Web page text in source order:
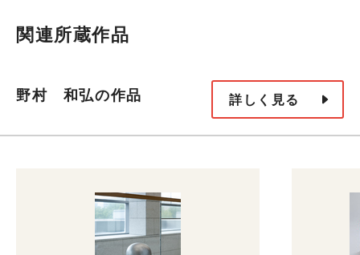
関連所蔵作品
野村 和弘の作品 詳しく見る